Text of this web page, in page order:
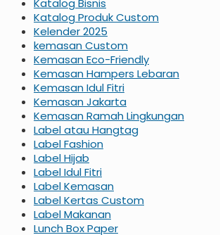
Katalog Bisnis
Katalog Produk Custom
Kelender 2025
kemasan Custom
Kemasan Eco-Friendly
Kemasan Hampers Lebaran
Kemasan Idul Fitri
Kemasan Jakarta
Kemasan Ramah Lingkungan
Label atau Hangtag
Label Fashion
Label Hijab
Label Idul Fitri
Label Kemasan
Label Kertas Custom
Label Makanan
Lunch Box Paper